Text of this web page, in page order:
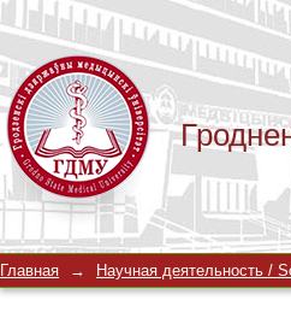
Метод
психическими и
Главная → Научная деятельность /